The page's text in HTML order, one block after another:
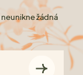
žádná